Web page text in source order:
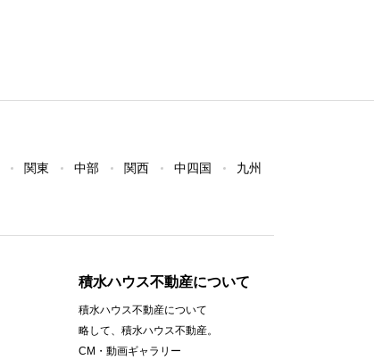
関東 中部 関西 中四国 九州
積水ハウス不動産について
積水ハウス不動産について
略して、積水ハウス不動産。
CM・動画ギャラリー